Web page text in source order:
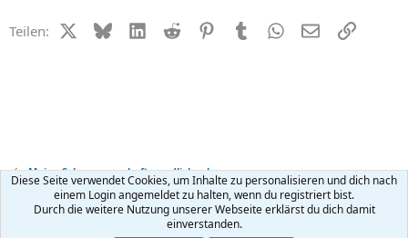
Teilen: X (Twitter)
BlueskyLinkedIn
Reddit PinterestTumblr WhatsApp
E-MailLink
Meine Schwangerschaft - endlich schwanger
Kontakt Nutzungsbedingungen Datenschutz Hilfe
R
Diese Seite verwendet Cookies, um Inhalte zu personalisieren und dich nach
einem Login angemeldet zu halten, wenn du registriert bist.
Durch die weitere Nutzung unserer Webseite erklärst du dich damit
einverstanden.